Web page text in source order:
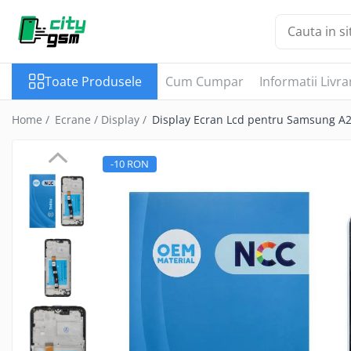
Toate Produsele
Acumulatori / Baterii
Iphone
Seria 15
Seria 12
Seria 11
Seria X
Seria 8
Seria 7
Seria 6
Seria 5
Samsung
Toate Produsele Cum Cumpar Informatii
Home / Ecrane / Display / Display Ecran Lcd pentru Samsung
-10 RON